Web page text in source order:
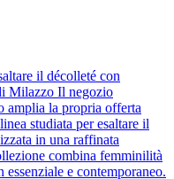
il décolleté con
Milazzo Il negozio
amplia la propria offerta
studiata per esaltare il
in una raffinata
combina femminilità
e contemporaneo.